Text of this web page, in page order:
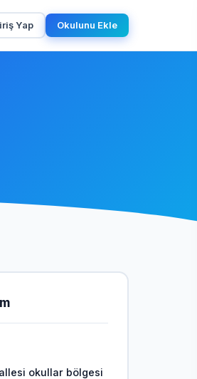
Yap Okulunu Ekle
okullar bölgesi